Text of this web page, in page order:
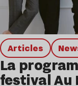
Articles
La
festival Au